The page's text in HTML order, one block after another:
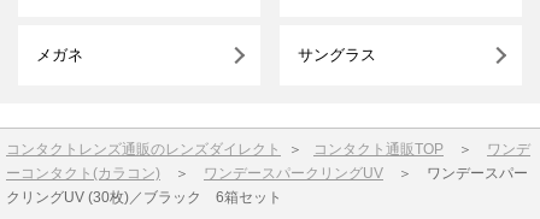
メガネ サングラス
コンタクトレンズ通販のレンズダイレクト ＞ コンタクト通販TOP ＞ ワンデ
ーコンタクト(カラコン) ＞ ワンデースパークリングUV ＞ ワンデースパー
クリングUV (30枚)／ブラック 6箱セット